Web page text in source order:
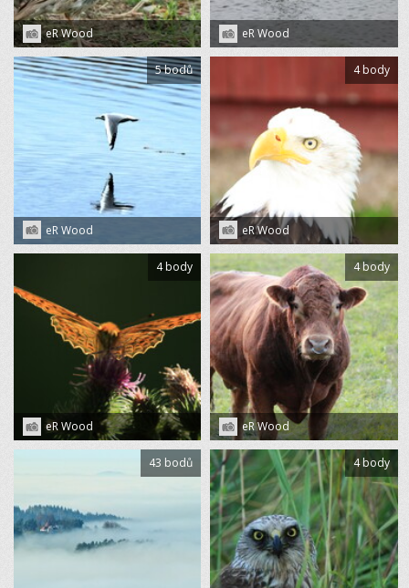
eR Wood eR Wood
eR Wood
5 bodů
eR Wood
4 body
eR Wood
4 body
eR Wood
4 body
43 bodů 4 body